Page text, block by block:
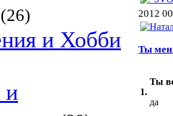
(26)
и Хобби
и
2012
Ты
1.
Ты
да